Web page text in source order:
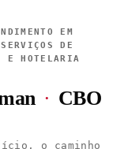
EM
DE
E HOTELARIA
· CBO
o caminho